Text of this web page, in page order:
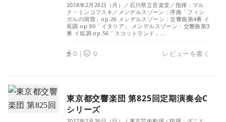
2018年2月26日（月）／石川県立音楽堂／指揮：マル
ク・ミンコフスキ／メンデルスゾーン：序曲「フィン
ガルの洞窟」op.26 メンデルスゾーン：交響曲第4番 イ
長調 op.90「イタリア」 メンデルスゾーン：交響曲第3
番 イ短調 op.56「スコットランド」...
0｜ 0 レビューを書く
東京都交響楽団 第825回定期演奏会C
シリーズ